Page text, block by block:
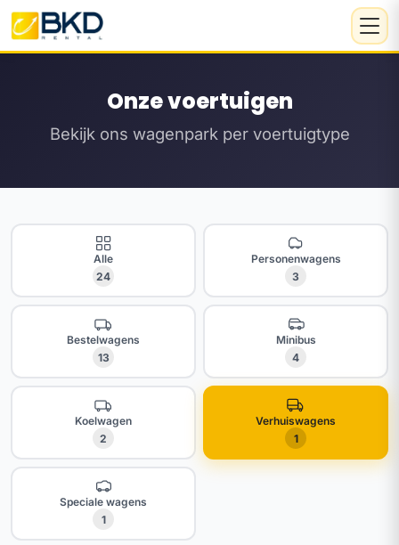
Onze voertuigen
Bekijk ons wagenpark per voertuigtype
Alle
24
Personenwagens
3
Bestelwagens
13
Minibus
4
Koelwagen
2
Verhuiswagens
1
Speciale wagens
1